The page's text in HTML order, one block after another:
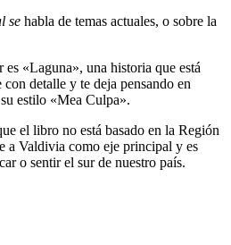
se habla de temas actuales, o sobre la
«Laguna», una historia que está
detalle y te deja pensando en
estilo «Mea Culpa».
el libro no está basado en la Región
a Valdivia como eje principal y es
o sentir el sur de nuestro país.